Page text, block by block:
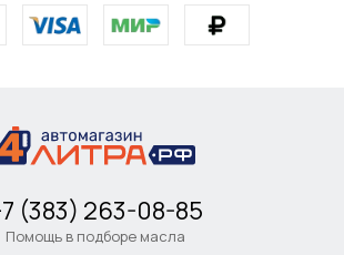
(383) 263-08-85
Помощь в подборе масла